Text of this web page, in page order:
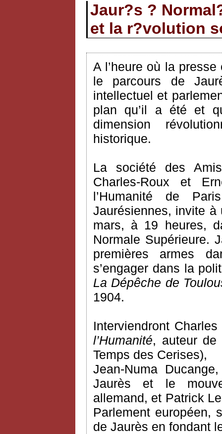
Jaur?s ?
et la r?volution
A l’heure où la
le parcours de
intellectuel et
plan qu’il a été et
dimension
historique.
La société des
Charles-Roux et
l’Humanité de
Jaurésiennes, invite à
mars, à 19 heures,
Normale Supérieure.
premières armes
s’engager dans la
La Dépêche de
1904.
Interviendront
l’Humanité, auteur de
Temps des Cerises),
Jean-Numa
Jaurès et le
allemand, et Patrick
Parlement européen,
de Jaurès en fondant